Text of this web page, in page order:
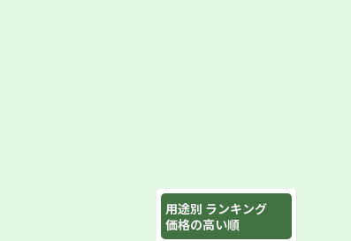
用途別 ランキング
価格の高い順